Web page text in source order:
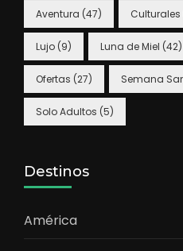
Aventura (47) Culturales
Lujo (9) Luna de Miel (42)
Ofertas (27) Semana
Solo Adultos (5)
Destinos
América